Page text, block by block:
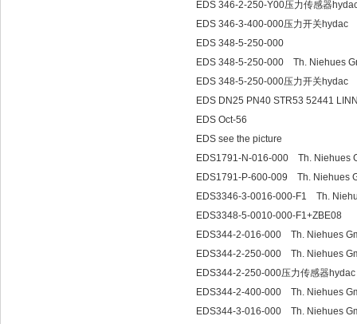
EDS 346-2-250-Y00压力传感器
EDS 346-3-400-000压力开关hydac
EDS 348-5-250-000
EDS 348-5-250-000 Th. Niehues
EDS 348-5-250-000压力开关hydac
EDS DN25 PN40 STR53 52441
EDS Oct-56
EDS see the picture
EDS1791-N-016-000 Th. Niehues
EDS1791-P-600-009 Th. Niehues
EDS3346-3-0016-000-F1 Th.
EDS3348-5-0010-000-F1+ZBE08
EDS344-2-016-000 Th. Niehues
EDS344-2-250-000 Th. Niehues
EDS344-2-250-000压力传感器hydac
EDS344-2-400-000 Th. Niehues
EDS344-3-016-000 Th. Niehues